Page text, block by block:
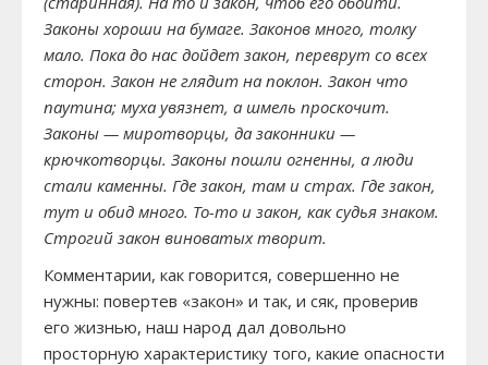
Законы хороши на бумаге. Законов много, толку
мало. Пока до нас дойдет закон, переврут со всех
сторон. Закон не глядит на поклон. Закон что
паутина; муха увязнет, а шмель проскочит.
Законы — миротворцы, да законники —
крючкотворцы. Законы пошли огненны, а люди
стали каменны. Где закон, там и страх. Где закон,
тут и обид много. То-то и закон, как судья знаком.
Строгий закон виноватых творит.
Комментарии, как говорится, совершенно не
нужны: повертев «закон» и так, и сяк, проверив
его жизнью, наш народ дал довольно
просторную характеристику того, какие опасности